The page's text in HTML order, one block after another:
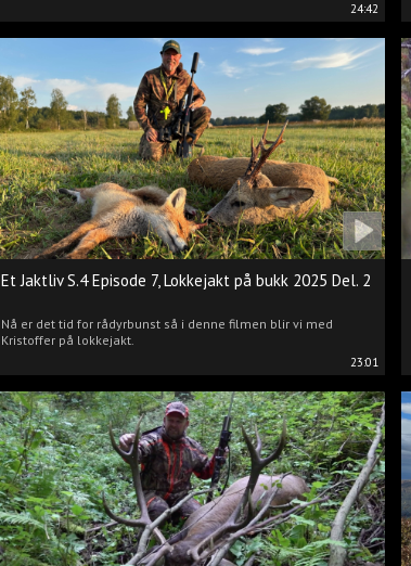
24:42
23:01
Et Jaktliv S.4 Episode 7, Lokkejakt på bukk 2025 Del. 2
Nå er det tid for rådyrbunst så i denne filmen blir vi med
Kristoffer på lokkejakt.